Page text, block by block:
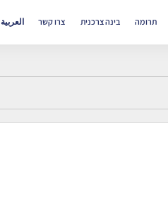
תרומה בינה צרכנית צרו קשר العربية